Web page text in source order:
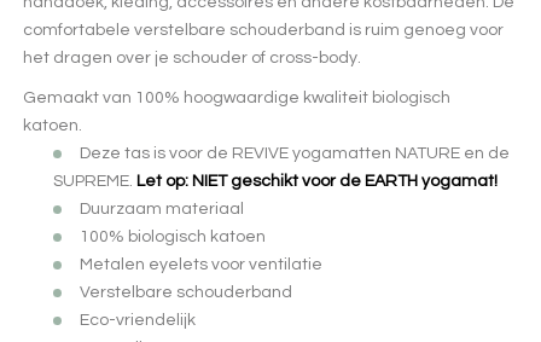
comfortabele verstelbare schouderband is ruim genoeg voor
het dragen over je schouder of cross-body.
Gemaakt van 100% hoogwaardige kwaliteit biologisch
katoen.
Deze tas is voor de REVIVE yogamatten NATURE en de
SUPREME. Let op: NIET geschikt voor de EARTH yogamat!
Duurzaam materiaal
100% biologisch katoen
Metalen eyelets voor ventilatie
Verstelbare schouderband
Eco-vriendelijk